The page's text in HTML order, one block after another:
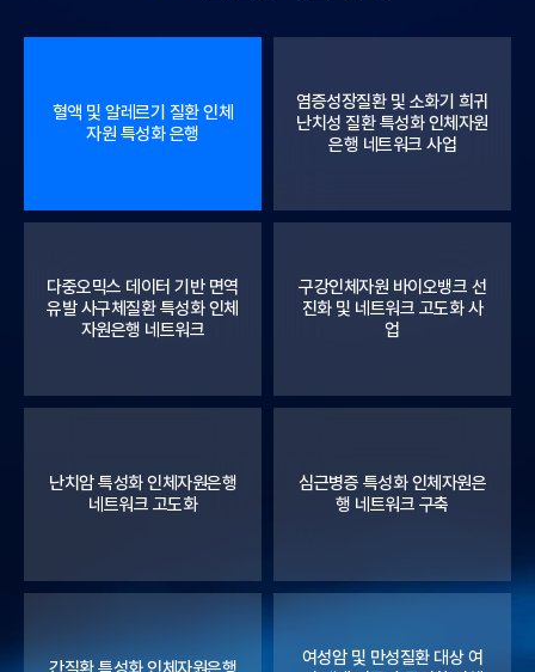
혈액 및 알레르기 질환 인체
자원 특성화 은행
염증성장질환 및 소화기 희귀
난치성 질환 특성화 인체자원
은행 네트워크 사업
다중오믹스 데이터 기반 면역
유발 사구체질환 특성화 인체
자원은행 네트워크
구강인체자원 바이오뱅크 선
진화 및 네트워크 고도화 사
업
난치암 특성화 인체자원은행
네트워크 고도화
심근병증 특성화 인체자원은
행 네트워크 구축
여성암 및 만성질환 대상 여